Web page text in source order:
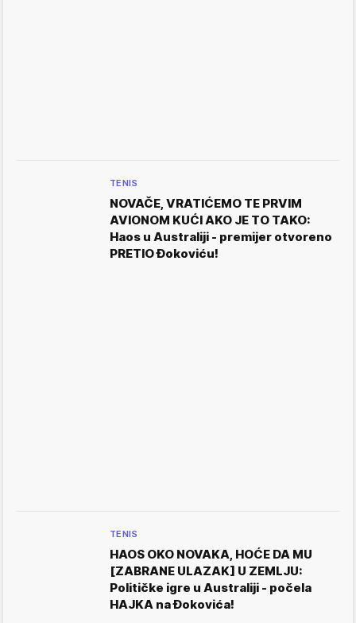
TENIS
NOVAČE, VRATIĆEMO TE PRVIM
AVIONOM KUĆI AKO JE TO TAKO:
Haos u Australiji - premijer otvoreno
PRETIO Đokoviću!
TENIS
HAOS OKO NOVAKA, HOĆE DA MU
[ZABRANE ULAZAK] U ZEMLJU:
Političke igre u Australiji - počela
HAJKA na Đokovića!